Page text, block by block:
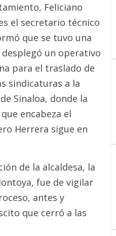
Feliciano
el secretario técnico
que se tuvo una
un operativo
para el traslado de
sindicaturas a la
Sinaloa, donde la
encabeza el
Herrera sigue en
de la alcaldesa, la
fue de vigilar
antes y
que cerró a las